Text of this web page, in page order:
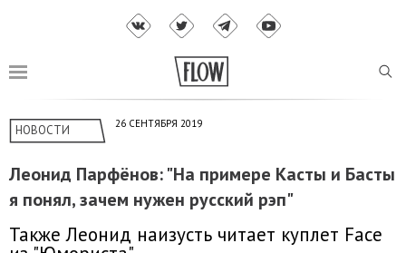
НОВОСТИ 26 СЕНТЯБРЯ 2019
Леонид Парфёнов: "На примере Касты и Басты
я понял, зачем нужен русский рэп"
Также Леонид наизусть читает куплет Face